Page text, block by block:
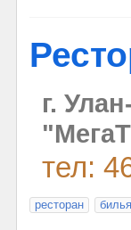
г.
тел:
ресторан